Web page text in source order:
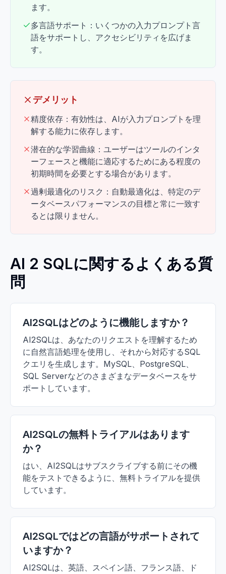
ます。
多言語サポート：いくつかの入力プロンプト言
語をサポートし、アクセシビリティを広げま
す。
デメリット
精度依存：有効性は、AIが入力プロンプトを理
解する能力に依存します。
潜在的な学習曲線：ユーザーはツールのインタ
ーフェースと機能に適応するためにある程度の
初期時間を必要とする場合があります。
過剰最適化のリスク：自動最適化は、特定のデ
ータベースパフォーマンスの目標と常に一致す
るとは限りません。
AI 2 SQLに関するよくある質
問
AI2SQLはどのように機能しますか？
AI2SQLは、あなたのリクエストを理解するため
に自然言語処理を使用し、それから対応するSQL
クエリを生成します。MySQL、PostgreSQL、
SQL Serverなどのさまざまなデータベースをサ
ポートしています。
AI2SQLの無料トライアルはあります
か？
はい、AI2SQLはサブスクライブする前にその機
能をテストできるように、無料トライアルを提供
しています。
AI2SQLではどの言語がサポートされて
いますか？
AI2SQLは、英語、スペイン語、フランス語、ド